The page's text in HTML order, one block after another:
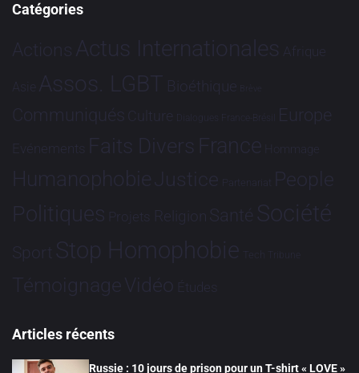
Catégories
Actions Actus Internationales Afrique
Asie Assos. LGBT Bioéthique Brève
Communiqués Culture Dialogues France-Brésil Europe
Evénements Faits Divers France Hommage
HumanophobieJustice Partenariat People
Politiques Projets Religion Santé Société
Sport Stop Homophobie Tech Tribune
TémoignageVidéo Études
Articles récents
Russie : 10 jours de prison pour un T-shirt « LOVE »